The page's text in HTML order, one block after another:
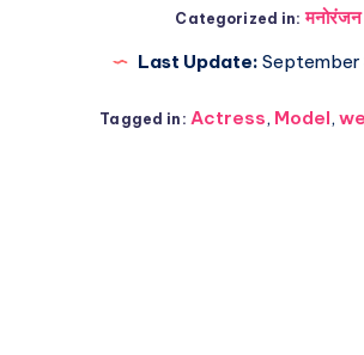
Categorized in: मनोरंजन
Last Update: September
Tagged in: Actress, Model,